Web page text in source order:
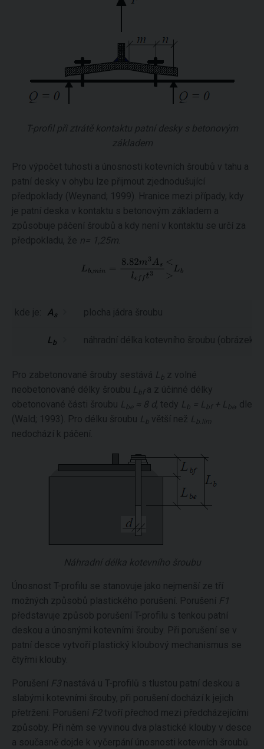
T-profil při ztrátě kontaktu patní desky s betonovým
základem
Pro výpočet tuhosti a únosnosti kotevních šroubů v tahu a
patní desky v ohybu lze přijmout zjednodušující
předpoklady (Weynand; 1999). Hranice mezi případy, kdy
je patní deska v kontaktu s betonovým základem a
způsobuje páčení šroubů a kdy není v kontaktu se určí za
předpokladu, že n= 1,25m
kde je: As plocha jádra šroubu
Lb náhradní délka kotevního šroubu (obrázek
Pro zabetonované šrouby sestává Lb z volné
neobetonované délky šroubu Lbf a z účinné délky
obetonované části šroubu Lbe ≈ 8 d, tedy Lb = Lbf + Lbe , dle
(Wald; 1993). Pro délku šroubu Lb větší než Lb.lim
nedochází k páčení.
Náhradní délka kotevního šroubu
Únosnost T-profilu se stanovuje jako nejmenší ze tří
možných způsobů plastického porušení. Porušení F1
představuje způsob porušení T-profilu s tenkou patní
deskou a únosnými kotevními šrouby. Při porušení se v
patní desce vytvoří plastický kloubový mechanismus se
čtyřmi klouby.
Porušení F3nastává u T-profilů s tlustou patní deskou a
slabými kotevními šrouby, při porušení dochází k jejich
přetržení. Porušení F2tvoří přechod mezi předcházejícími
způsoby. Při něm se vyvinou dva plastické klouby v desce
a současně dojde k vyčerpání únosnosti kotevních šroubů.